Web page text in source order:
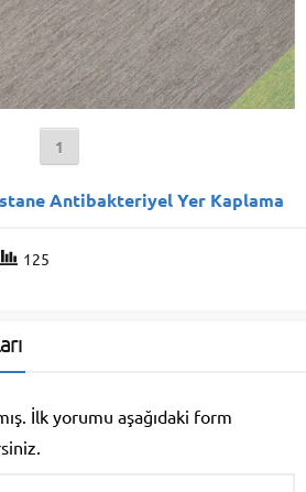
1
Antibakteriyel Yer Kaplama
125
İlk yorumu aşağıdaki form